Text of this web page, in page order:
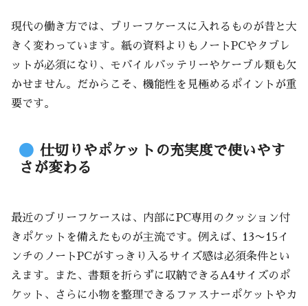
現代の働き方では、ブリーフケースに入れるものが昔と大
きく変わっています。紙の資料よりもノートPCやタブレ
ットが必須になり、モバイルバッテリーやケーブル類も欠
かせません。だからこそ、機能性を見極めるポイントが重
要です。
仕切りやポケットの充実度で使いやす
さが変わる
最近のブリーフケースは、内部にPC専用のクッション付
きポケットを備えたものが主流です。例えば、13〜15イ
ンチのノートPCがすっきり入るサイズ感は必須条件とい
えます。また、書類を折らずに収納できるA4サイズのポ
ケット、さらに小物を整理できるファスナーポケットやカ